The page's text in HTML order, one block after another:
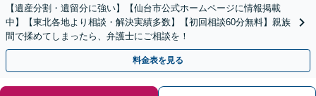
【遺産分割・遺留分に強い】【仙台市公式ホームページに情報掲載
中】【東北各地より相談・解決実績多数】【初回相談60分無料】親族
間で揉めてしまったら、弁護士にご相談を！
料金表を見る